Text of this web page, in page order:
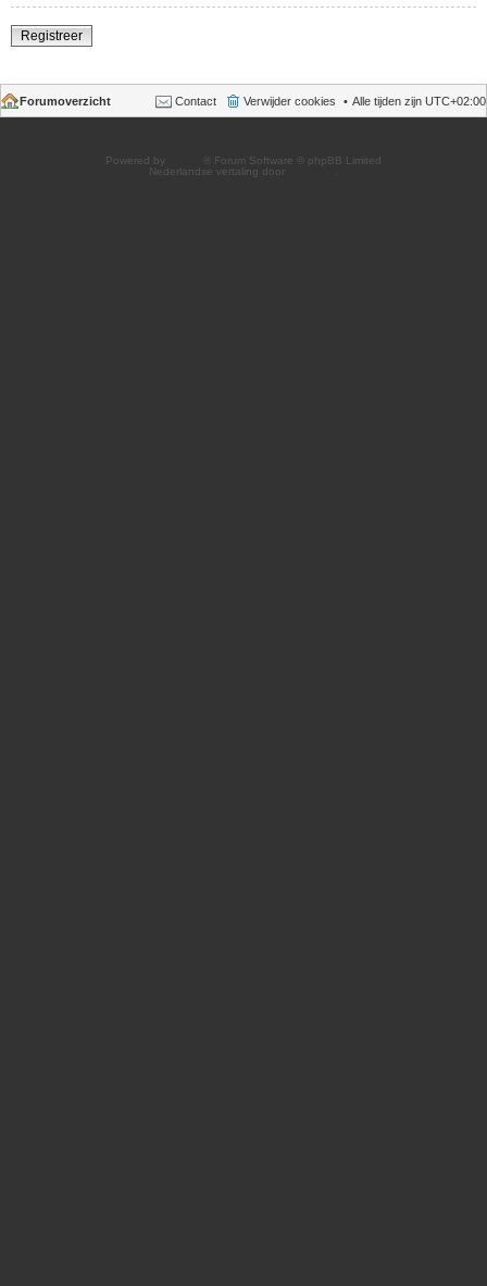
Registreer
Forumoverzicht Alle tijden zijn UTC+02:00
Verwijder cookies
Contact
Powered by
® Forum Software © phpBB Limited
Nederlandse vertaling door